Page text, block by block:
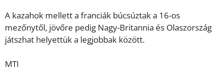
A kazahok mellett a franciák búcsúztak a 16-os
mezőnytől, jövőre pedig Nagy-Britannia és Olaszország
játszhat helyettük a legjobbak között.
MTI